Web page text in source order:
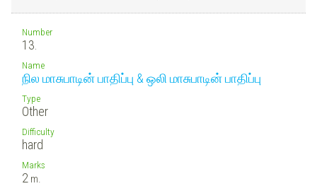
Number
13.
Name
நில மாசுபாடின் பாதிப்பு & ஒலி மாசுபாடின் பாதிப்பு
Type
Other
Difficulty
hard
Marks
2 m.